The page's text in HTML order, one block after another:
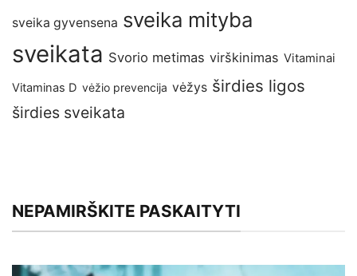
sveika gyvensena sveika mityba
sveikata Svorio metimas virškinimas Vitaminai
Vitaminas D vėžio prevencija vėžys širdies ligos
širdies sveikata
NEPAMIRŠKITE PASKAITYTI